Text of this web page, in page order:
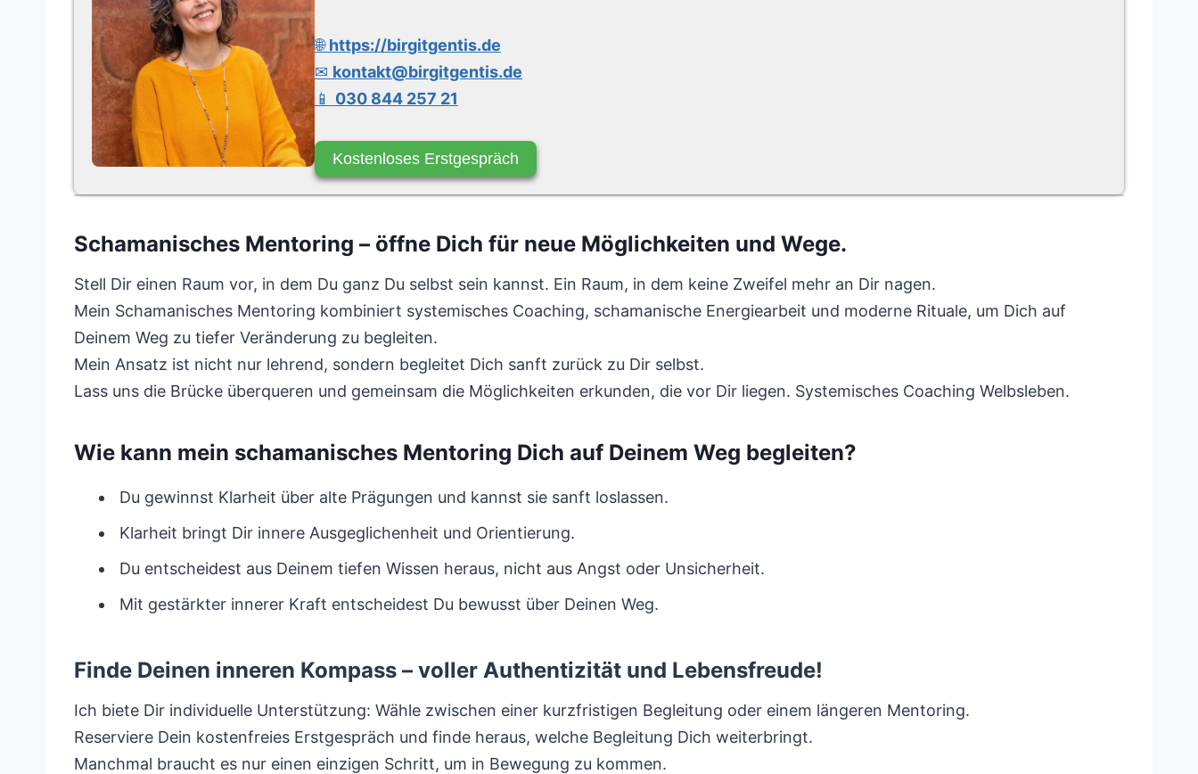
🌐https://birgitgentis.de
✉ kontakt@birgitgentis.de
📱 030 844 257 21
Kostenloses Erstgespräch
Schamanisches Mentoring – öffne Dich für neue Möglichkeiten und Wege.
Stell Dir einen Raum vor, in dem Du ganz Du selbst sein kannst. Ein Raum, in dem keine Zweifel mehr an Dir nagen.
Mein Schamanisches Mentoring kombiniert systemisches Coaching, schamanische Energiearbeit und moderne Rituale, um Dich auf
Deinem Weg zu tiefer Veränderung zu begleiten.
Mein Ansatz ist nicht nur lehrend, sondern begleitet Dich sanft zurück zu Dir selbst.
Lass uns die Brücke überqueren und gemeinsam die Möglichkeiten erkunden, die vor Dir liegen. Systemisches Coaching Welbsleben.
Wie kann mein schamanisches Mentoring Dich auf Deinem Weg begleiten?
Du gewinnst Klarheit über alte Prägungen und kannst sie sanft loslassen.
Klarheit bringt Dir innere Ausgeglichenheit und Orientierung.
Du entscheidest aus Deinem tiefen Wissen heraus, nicht aus Angst oder Unsicherheit.
Mit gestärkter innerer Kraft entscheidest Du bewusst über Deinen Weg.
Finde Deinen inneren Kompass – voller Authentizität und Lebensfreude!
Ich biete Dir individuelle Unterstützung: Wähle zwischen einer kurzfristigen Begleitung oder einem längeren Mentoring.
Reserviere Dein kostenfreies Erstgespräch und finde heraus, welche Begleitung Dich weiterbringt.
Manchmal braucht es nur einen einzigen Schritt, um in Bewegung zu kommen.